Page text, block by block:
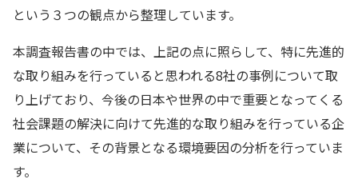
という３つの観点から整理しています。
本調査報告書の中では、上記の点に照らして、特に先進的
な取り組みを行っていると思われる8社の事例について取
り上げており、今後の日本や世界の中で重要となってくる
社会課題の解決に向けて先進的な取り組みを行っている企
業について、その背景となる環境要因の分析を行っていま
す。